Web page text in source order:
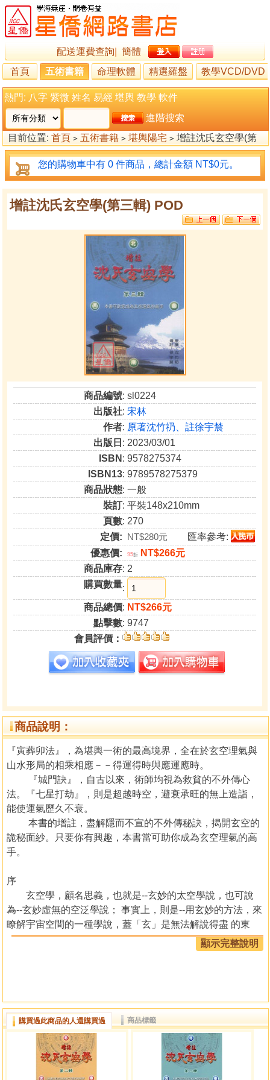
配送運費查詢
簡體
首頁
五術書籍 命理軟體 精選羅盤 教學VCD/DVD
熱門: 八字 紫微 姓名 易經 堪輿 教學 軟件
進階搜索
目前位置: 首頁 > 五術書籍 > 堪輿陽宅 > 增註沈氏玄空學(第
三輯) POD
您的購物車中有 0 件商品，總計金額 NT$0元。
增註沈氏玄空學(第三輯) POD
商品編號: sl0224
出版社:宋林
作者: 原著沈竹礽、註徐宇辳
出版日 : 2023/03/01
ISBN : 9578275374
ISBN13: 9789578275379
商品狀態: 一般
裝訂: 平裝148x210mm
頁數: 270
定價: NT$280元
匯率參考:
優惠價:
95折
NT$266元
商品庫存: 2
購買數量:
商品總價: NT$266元
點擊數: 9747
會員評價：
商品說明：
『寅葬卯法』，為堪輿一術的最高境界，全在於玄空理氣與
山水形局的相乘相應－－得運得時與應運應時。
『城門訣』，自古以來，術師均視為救貧的不外傳心
法。『七星打劫』，則是超越時空，避衰承旺的無上造詣，
能使運氣歷久不衰。
本書的增註，盡解隱而不宣的不外傳秘訣，揭開玄空的
詭秘面紗。只要你有興趣，本書當可助你成為玄空理氣的高
手。
序
玄空學，顧名思義，也就是--玄妙的太空學說，也可說
為--玄妙虛無的空泛學說； 事實上，則是--用玄妙的方法，來
瞭解宇宙空間的一種學說，蓋「玄」是無法解說得盡 的東
西，「空」則是一無所有，無論是太空或是空間。
很早以前，就已閱讀此書，當時並未從事專業，唯興趣
東海 徐宇
辳 謹識於辛巳庚子月於台北
顯示完整說明
購買過此商品的人還購買過 商品標籤